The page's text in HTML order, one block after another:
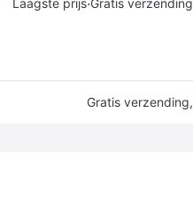
Laagste prijs·Gratis verzending
Gratis verzending,